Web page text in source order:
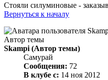
Стояли силуминовые -
Вернуться к началу
Автор темы
Skampi (Автор темы)
Самурай
Сообщения: 72
В клубе с: 14 ноя 2012